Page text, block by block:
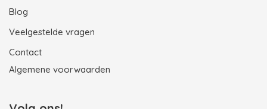
Blog
Veelgestelde vragen
Contact
Algemene voorwaarden